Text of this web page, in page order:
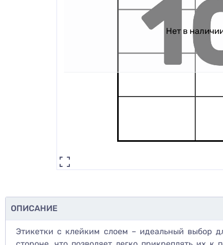
Нет в
ОПИСАНИЕ
Этикетки с клейким слоем – идеальный выбор